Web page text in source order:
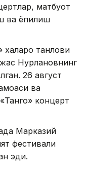
матбуот
ва ёпилиш
танлови
Нурлановнинг
26 август
ва
концерт
Марказий
фестивали
эди.